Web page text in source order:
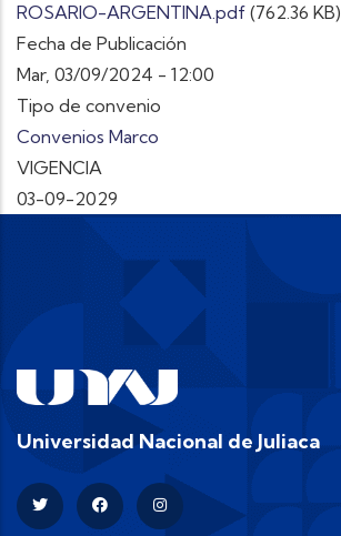
ROSARIO-ARGENTINA.pdf (762.36 KB)
Fecha de Publicación
Mar, 03/09/2024 - 12:00
Tipo de convenio
Convenios Marco
VIGENCIA
03-09-2029
Universidad Nacional de Juliaca